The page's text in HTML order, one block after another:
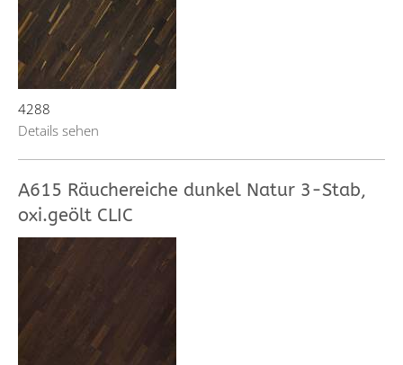
4288
Details sehen
A615 Räuchereiche dunkel Natur 3-Stab,
oxi.geölt CLIC